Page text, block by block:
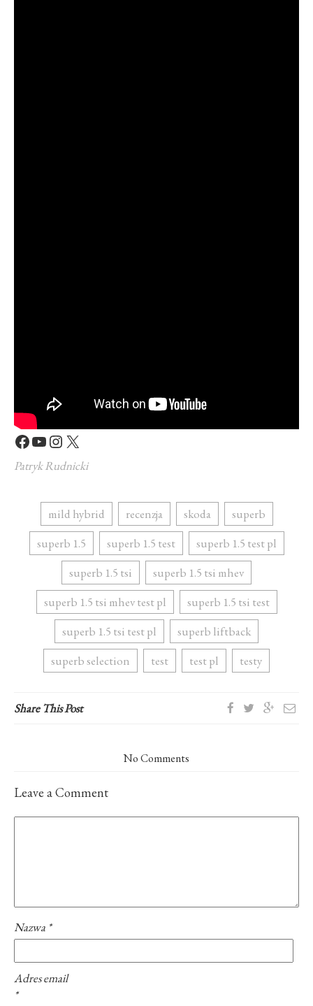
Facebook
YouTube
Instagram
X
Patryk Rudnicki
mild hybrid recenzja skoda
superb
superb 1.5
superb 1.5 test
superb 1.5 test pl
superb 1.5 tsi
superb 1.5 tsi mhev
superb 1.5 tsi mhev test pl
superb 1.5 tsi test
superb 1.5 tsi test pl
superb liftback
superb selection
test test pl testy
Share This Post
No Comments
Leave a Comment
Nazwa *
Adres email
*